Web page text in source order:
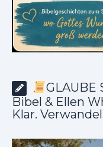
GLAUBE
Bibel & Ellen
Klar.